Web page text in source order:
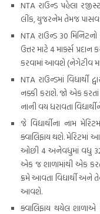
NTA રાઉન્ડ પહેલા
લીંક, યુજરનેમ તેમજ
NTA રાઉન્ડ 30 મિનિટનો
ઉત્તર માટે 4 માર્ક્સ
કરવામાં આવશે (નેગેટીવ
NTA રાઉન્ડમાં
નક્કી કરાશે. જો એક
નાની વય ધરાવતા
જે વિદ્યાર્થીના નામ
ક્વાલિફાય થશે.
ઓછી 4 અનેવધુમાં વધુ
એક જ શાળામાંથી એક
ક્રમે આવતા વિદ્યાર્થી
આવશે.
ક્વાલિફાય થયેલ શાળાએ